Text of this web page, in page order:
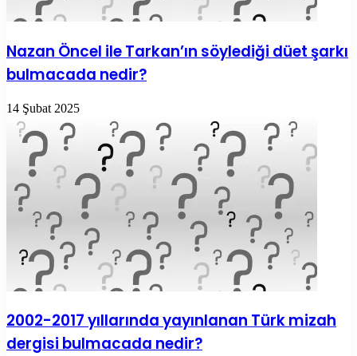
Nazan Öncel ile Tarkan’ın söylediği düet şarkı
bulmacada nedir?
14 Şubat 2025
2002-2017 yıllarında yayınlanan Türk mizah
dergisi bulmacada nedir?